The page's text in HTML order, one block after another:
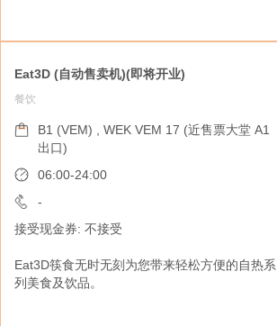
美珍香(自动售卖机) (营业至6月17日)
购物指南
B1 , WEK VEM 17 (近售票大堂 A1 出口)
06:00-24:00
接受现金券: 不接受
美珍香是一个新加坡品牌，自 1933 年以来一直
致力于制作最好的肉干。美珍香在香港西九龙站
Eat3D (自动售卖机)(即将开业)
餐饮
B1 (VEM) , WEK VEM 17 (近售票大堂 A1
出口)
06:00-24:00
-
接受现金券: 不接受
Eat3D筷食无时无刻为您带来轻松方便的自热系
列美食及饮品。